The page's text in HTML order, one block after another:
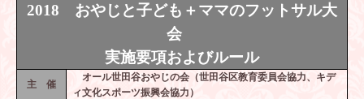
2018 おやじと子ども＋ママのフットサル大
会
実施要項およびルール
主 催
オール世田谷おやじの会（世田谷区教育委員会協力、キデ
ィ文化スポーツ振興会協力）